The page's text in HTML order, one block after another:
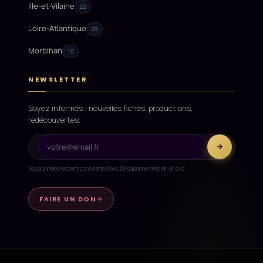
Ille-et-Vilaine 22
Loire-Atlantique 29
Morbihan 10
NEWSLETTER
Soyez informés : nouvelles fiches, productions,
redécouvertes.
Vos données restent confidentielles. Désabonnement en un clic.
FAIRE UN DON